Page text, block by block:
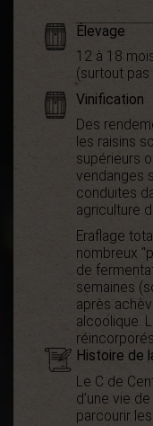
Élevage
12 à 18
(surtout
Vinification
Des
les raisins
supérieurs
vendanges
conduites
agriculture
Eraflage
nombreux
de
semaines
après
alcoolique.
Histoire de
Le C de
d’une vie
parcourir